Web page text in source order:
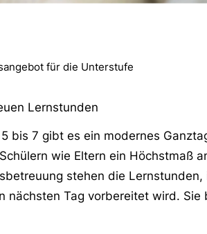
für die Unterstufe
Lernstunden
bis 7 gibt es ein modernes
wie Eltern ein Höchstmaß
stehen die
nächsten Tag vorbereitet wird.